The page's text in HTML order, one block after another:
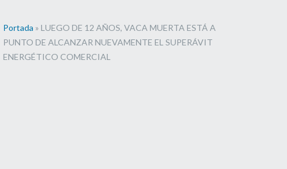
Portada » LUEGO DE 12 AÑOS, VACA MUERTA ESTÁ A
PUNTO DE ALCANZAR NUEVAMENTE EL SUPERÁVIT
ENERGÉTICO COMERCIAL